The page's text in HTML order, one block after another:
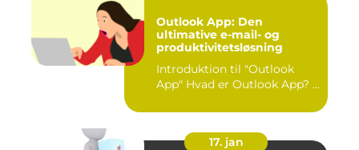
Outlook App: Den
ultimative e-mail- og
produktivitetsløsning
Introduktion til "Outlook
App" Hvad er Outlook App? ...
17. jan